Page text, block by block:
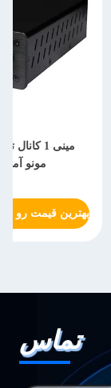
مینی 1
بهترین قیمت رو
تماس